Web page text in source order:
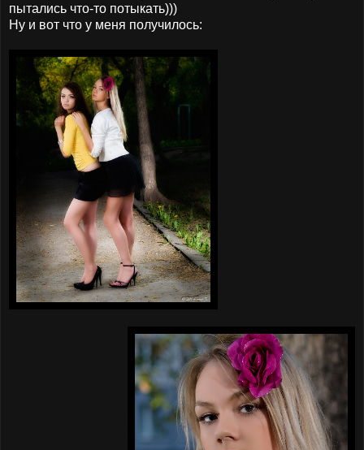
пытались что-то потыкать)))
Ну и вот что у меня получилось: